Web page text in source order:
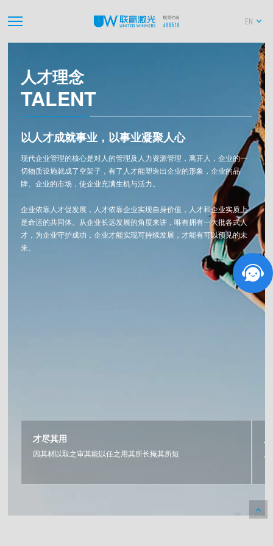
EN
人才理念
TALENT
以人才成就事业，以事业凝聚人心
现代企业管理的核心是对人的管理及人力资源管理，离开人，企业的一
切物质设施就成了空架子，有了人才能塑造出企业的形象，企业的品
牌、企业的市场，使企业充满生机与活力。
企业依靠人才促发展，人才依靠企业实现自身价值，人才和企业实质上
是命运的共同体。从企业长远发展的角度来讲，唯有拥有一大批各式人
才，为企业守护成功，企业才能实现可持续发展，才能有可以预见的未
来。
才尽其用
因其材以取之审其能以任之用其所长掩其所短